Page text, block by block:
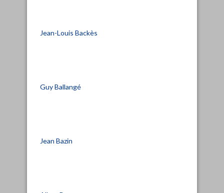
Jean-Louis Backès
Guy Ballangé
Jean Bazin